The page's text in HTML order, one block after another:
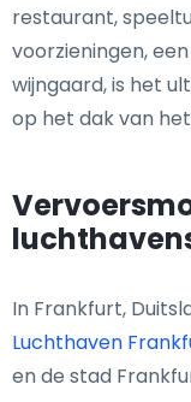
restaurant,
voorzieningen,
wijngaard, is het
op het dak van
In Frankfurt,
Luchthaven
en de stad